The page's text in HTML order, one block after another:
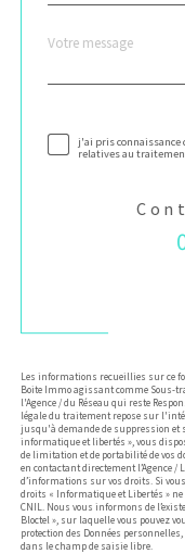
Fieldset
Message
*
j'ai pris
relatives au
Les informations recueillies sur ce
Boite Immo agissant comme Sous-
l'Agence / du Réseau qui reste
légale du traitement repose sur
jusqu'à demande de suppression et
informatique et libertés », vous
de limitation et de portabilité de vos
en contactant directement l’Agence /
d’informations sur vos droits. Si
droits « Informatique et Libertés »
CNIL. Nous vous informons de
Bloctel », sur laquelle vous pouvez
protection des Données
dans le champ de saisie libre.